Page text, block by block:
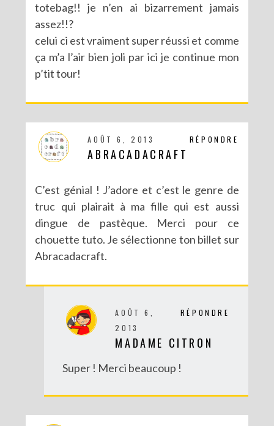
totebag!! je n’en ai bizarrement jamais
assez!!?
celui ci est vraiment super réussi et comme
ça m’a l’air bien joli par ici je continue mon
p’tit tour!
RÉPONDRE
AOÛT 6, 2013
ABRACADACRAFT
C’est génial ! J’adore et c’est le genre de
truc qui plairait à ma fille qui est aussi
dingue de pastèque. Merci pour ce
chouette tuto. Je sélectionne ton billet sur
Abracadacraft.
RÉPONDRE
AOÛT 6,
2013
MADAME CITRON
Super ! Merci beaucoup !